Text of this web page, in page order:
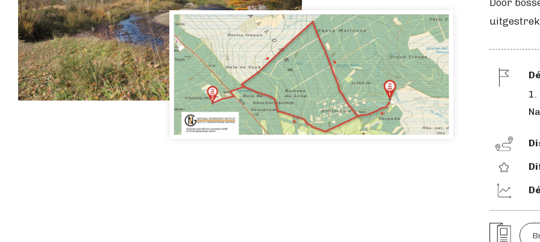
Door
1.